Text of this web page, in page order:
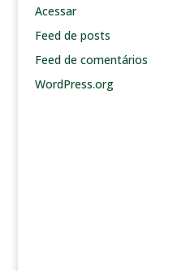
Acessar
Feed de posts
Feed de comentários
WordPress.org